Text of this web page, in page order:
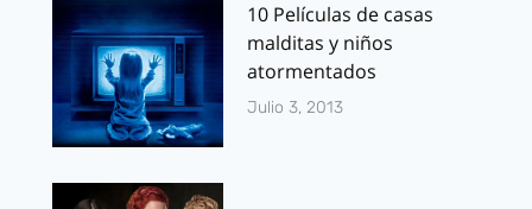
10 Películas de casas
malditas y niños
atormentados
Julio 3, 2013